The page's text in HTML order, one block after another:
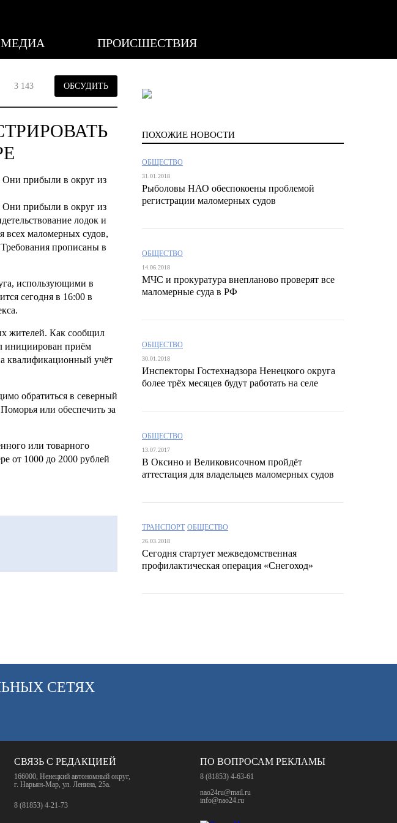
МЕДИА ПРОИСШЕСТВИЯ
3 143 ОБСУДИТЬ
Они прибыли в округ из
Они прибыли в округ из
лодок и
всех маломерных судов,
прописаны в
использующими в
сегодня в 16:00 в
жителей. Как сообщил
инициирован приём
квалификационный учёт
обратиться в северный
или обеспечить за
или товарного
от 1000 до 2000 рублей
ПОХОЖИЕ НОВОСТИ
ОБЩЕСТВО
31.01.2018
Рыболовы НАО обеспокоены проблемой
регистрации маломерных судов
ОБЩЕСТВО
14.06.2018
МЧС и прокуратура внепланово проверят все
маломерные суда в РФ
ОБЩЕСТВО
30.01.2018
Инспекторы Гостехнадзора Ненецкого округа
более трёх месяцев будут работать на селе
ОБЩЕСТВО
13.07.2017
В Оксино и Великовисочном пройдёт
аттестация для владельцев маломерных судов
ТРАНСПОРТ ОБЩЕСТВО
26.03.2018
Сегодня стартует межведомственная
профилактическая операция «Снегоход»
СЕТЯХ
СВЯЗЬ С РЕДАКЦИЕЙ
166000, Ненецкий автономный округ,
г. Нарьян-Мар, ул. Ленина, 25а.
8 (81853) 4-21-73
ПО ВОПРОСАМ РЕКЛАМЫ
8 (81853) 4-63-61
nao24ru@mail.ru
info@nao24.ru